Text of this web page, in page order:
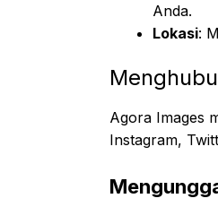
Anda.
Lokasi:
Agora Images
Instagram,